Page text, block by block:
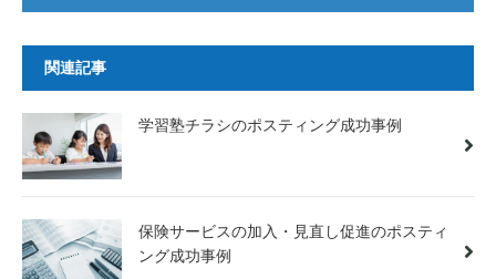
関連記事
学習塾チラシのポスティング成功事例
保険サービスの加入・見直し促進のポスティ
ング成功事例